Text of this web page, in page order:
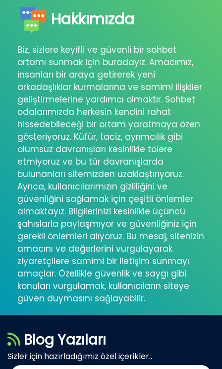
Hakkımızda
Biz, sizlere keyifli ve güvenli bir sohbet
ortamı sunmak için buradayız. Amacımız,
insanları bir araya getirerek yeni
arkadaşlıklar kurmalarına ve samimi ilişkiler
geliştirmelerine yardımcı olmaktır. Sohbet
odalarımızda herkesin kendini rahat
hissedebileceği bir ortam yaratmaya özen
gösteriyoruz. Küfür, taciz, ayrımcılık gibi
olumsuz davranışları kesinlikle tolere
etmiyoruz ve bu tür davranışlarda
bulunanları sitemizden uzaklaştırıyoruz.
Ayrıca, kullanıcılarımızın gizliliğini ve
güvenliğini sağlamak için çeşitli önlemler
almaktayız. Bilgilerinizi kesinlikle üçüncü
şahıslarla paylaşmıyor ve güvenliğiniz için
gerekli önlemleri alıyoruz. Bu mesaj, sitenizin
amacını ve değerlerini vurgulayarak
ziyaretçilere samimi bir iletişim sunmayı
amaçlar. Özellikle güvenlik ve saygı gibi
konuları vurgulamak, kullanıcıların siteye
güven duymasını sağlayabilir.
Blog Yazıları
Sizler için hazırladığımız özel içerikler..